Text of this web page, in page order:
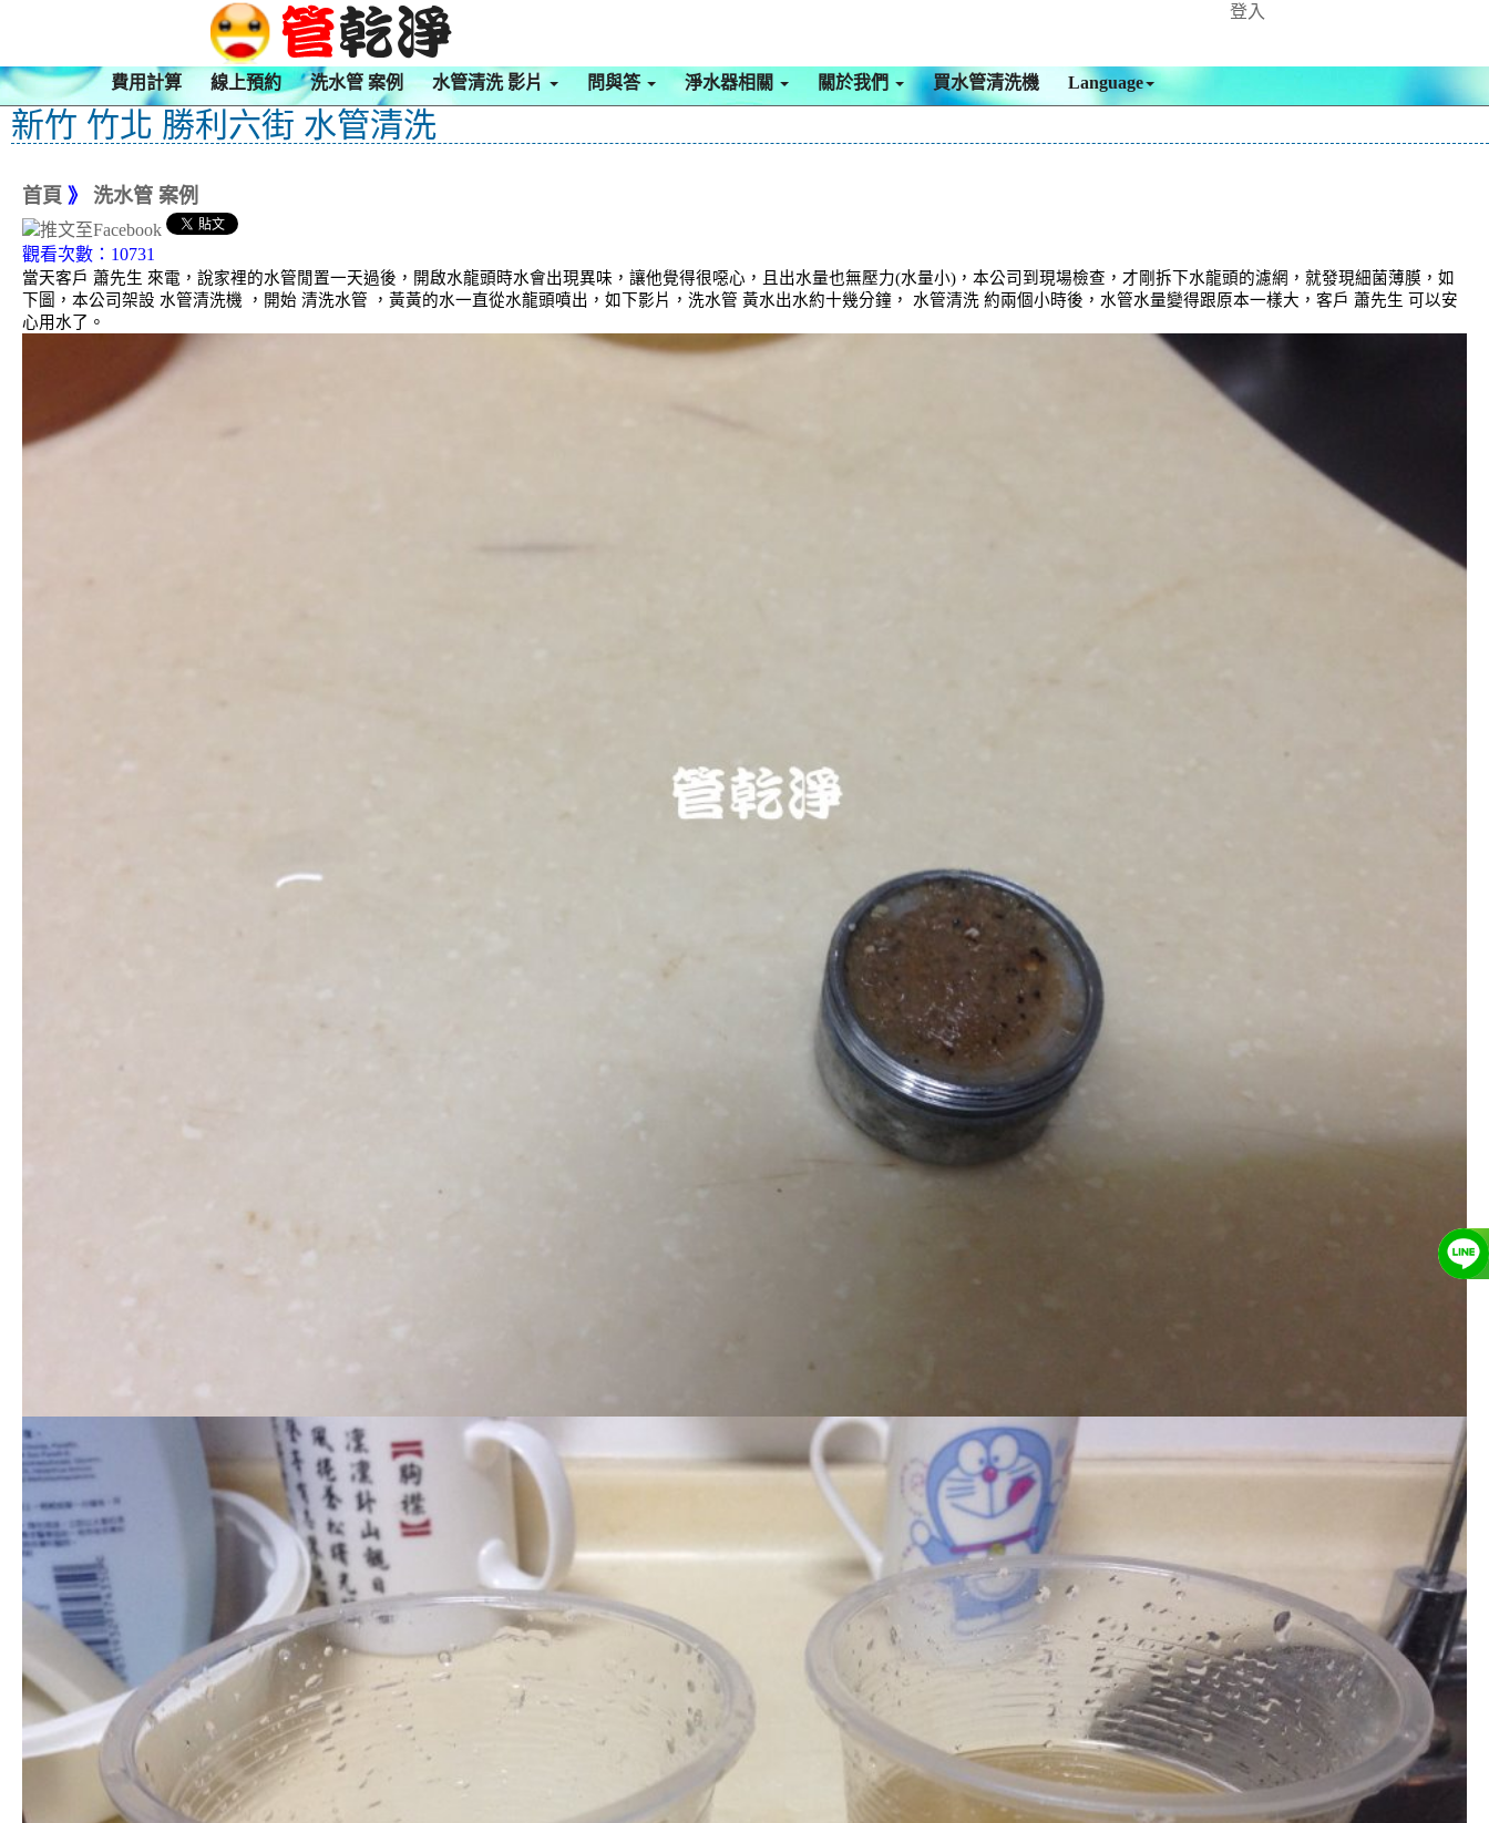
登入
費用計算 線上預約 洗水管 案例 水管清洗 影片 問與答 淨水器相關 關於我們 買水管清洗機 Language
新竹 竹北 勝利六街 水管清洗
首頁 》 洗水管 案例
觀看次數：10731
當天客戶 蕭先生 來電，說家裡的水管閒置一天過後，開啟水龍頭時水會出現異味，讓他覺得很噁心，且出水量也無壓力(水量小)，本公司到現場檢查，才剛拆下水龍頭的濾網，就發現細菌薄膜，如
下圖，本公司架設 水管清洗機 ，開始 清洗水管 ，黃黃的水一直從水龍頭噴出，如下影片，洗水管 黃水出水約十幾分鐘， 水管清洗 約兩個小時後，水管水量變得跟原本一樣大，客戶 蕭先生 可以安
心用水了。